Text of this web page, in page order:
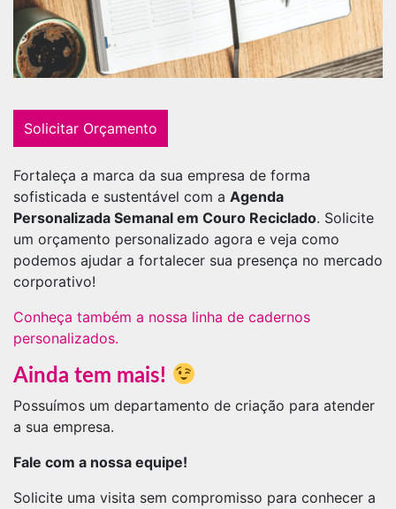
Solicitar Orçamento
Fortaleça a marca da sua empresa de forma
sofisticada e sustentável com a Agenda
Personalizada Semanal em Couro Reciclado. Solicite
um orçamento personalizado agora e veja como
podemos ajudar a fortalecer sua presença no mercado
corporativo!
Conheça também a nossa linha de cadernos
personalizados.
Ainda tem mais!
Possuímos um departamento de criação para atender
a sua empresa.
Fale com a nossa equipe!
Solicite uma visita sem compromisso para conhecer a